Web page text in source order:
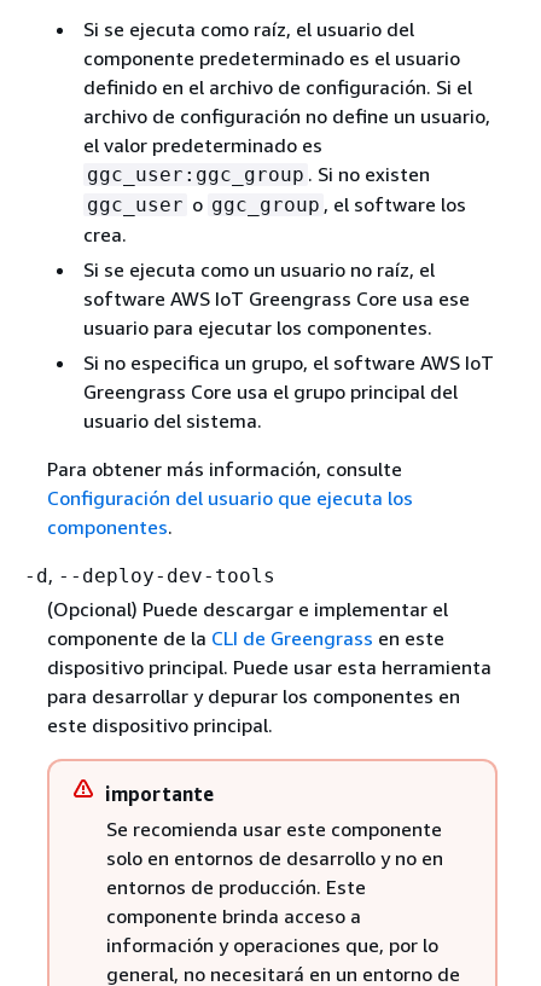
Si se ejecuta como raíz, el usuario del
componente predeterminado es el usuario
definido en el archivo de configuración. Si el
archivo de configuración no define un usuario,
el valor predeterminado es
ggc_user:ggc_group . Si no existen
ggc_user o ggc_group , el software los
crea.
Si se ejecuta como un usuario no raíz, el
software AWS IoT Greengrass Core usa ese
usuario para ejecutar los componentes.
Si no especifica un grupo, el software AWS IoT
Greengrass Core usa el grupo principal del
usuario del sistema.
Para obtener más información, consulte
Configuración del usuario que ejecuta los
componentes.
-d, --deploy-dev-tools
(Opcional) Puede descargar e implementar el
componente de la CLI de Greengrass en este
dispositivo principal. Puede usar esta herramienta
para desarrollar y depurar los componentes en
este dispositivo principal.
importante
Se recomienda usar este componente
solo en entornos de desarrollo y no en
entornos de producción. Este
componente brinda acceso a
información y operaciones que, por lo
general, no necesitará en un entorno de